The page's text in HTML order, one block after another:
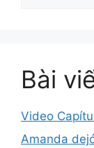
Bài
Video
Amanda